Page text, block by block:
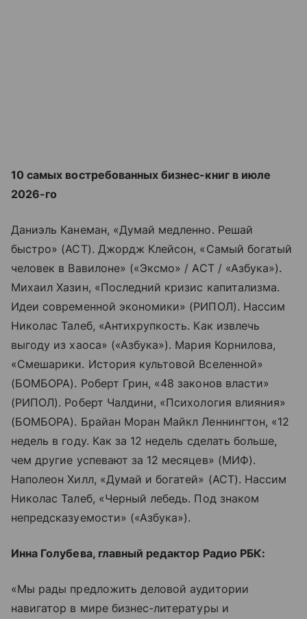
10 самых востребованных бизнес-книг в июле
2026-го
Даниэль Канеман, «Думай медленно. Решай
быстро» (АСТ). Джордж Клейсон, «Самый богатый
человек в Вавилоне» («Эксмо» / АСТ / «Азбука»).
Михаил Хазин, «Последний кризис капитализма.
Идеи современной экономики» (РИПОЛ). Нассим
Николас Талеб, «Антихрупкость. Как извлечь
выгоду из хаоса» («Азбука»). Мария Корнилова,
«Смешарики. История культовой Вселенной»
(БОМБОРА). Роберт Грин, «48 законов власти»
(РИПОЛ). Роберт Чалдини, «Психология влияния»
(БОМБОРА). Брайан Моран Майкл Леннингтон, «12
недель в году. Как за 12 недель сделать больше,
чем другие успевают за 12 месяцев» (МИФ).
Наполеон Хилл, «Думай и богатей» (АСТ). Нассим
Николас Талеб, «Черный лебедь. Под знаком
непредсказуемости» («Азбука»).
Инна Голубева, главный редактор Радио РБК:
«Мы рады предложить деловой аудитории
навигатор в мире бизнес-литературы и